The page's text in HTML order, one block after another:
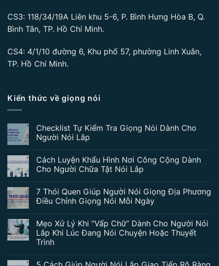
CS3: 118/34/19A Liên khu 5-6, P. Bình Hưng Hòa B, Q.
Bình Tân, TP. Hồ Chí Minh.
CS4: 4/1/10 đường 6, Khu phố 57, phường Linh Xuân,
TP. Hồ Chí Minh.
Kiến thức về giọng nói
Checklist Tự Kiểm Tra Giọng Nói Dành Cho
Người Nói Lắp
Cách Luyện Khẩu Hình Nơi Công Cộng Dành
Cho Người Chữa Tật Nói Lắp
7 Thói Quen Giúp Người Nói Giọng Địa Phương
Điều Chỉnh Giọng Nói Mỗi Ngày
Mẹo Xử Lý Khi “Vấp Chữ” Dành Cho Người Nói
Lắp Khi Lúc Đang Nói Chuyện Hoặc Thuyết
Trình